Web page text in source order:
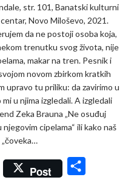
str. 101, Banatski kulturni
centar, Novo Miloševo, 2021.
da ne postoji osoba koja,
trenutku svog života, nije
makar na tren. Pesnik i
novom zbirkom kratkih
upravo tu priliku: da zavirimo u
u njima izgledali. A izgledali
Zeka Brauna „Ne osuđuj
cipelama“ ili kako naš
C
Post